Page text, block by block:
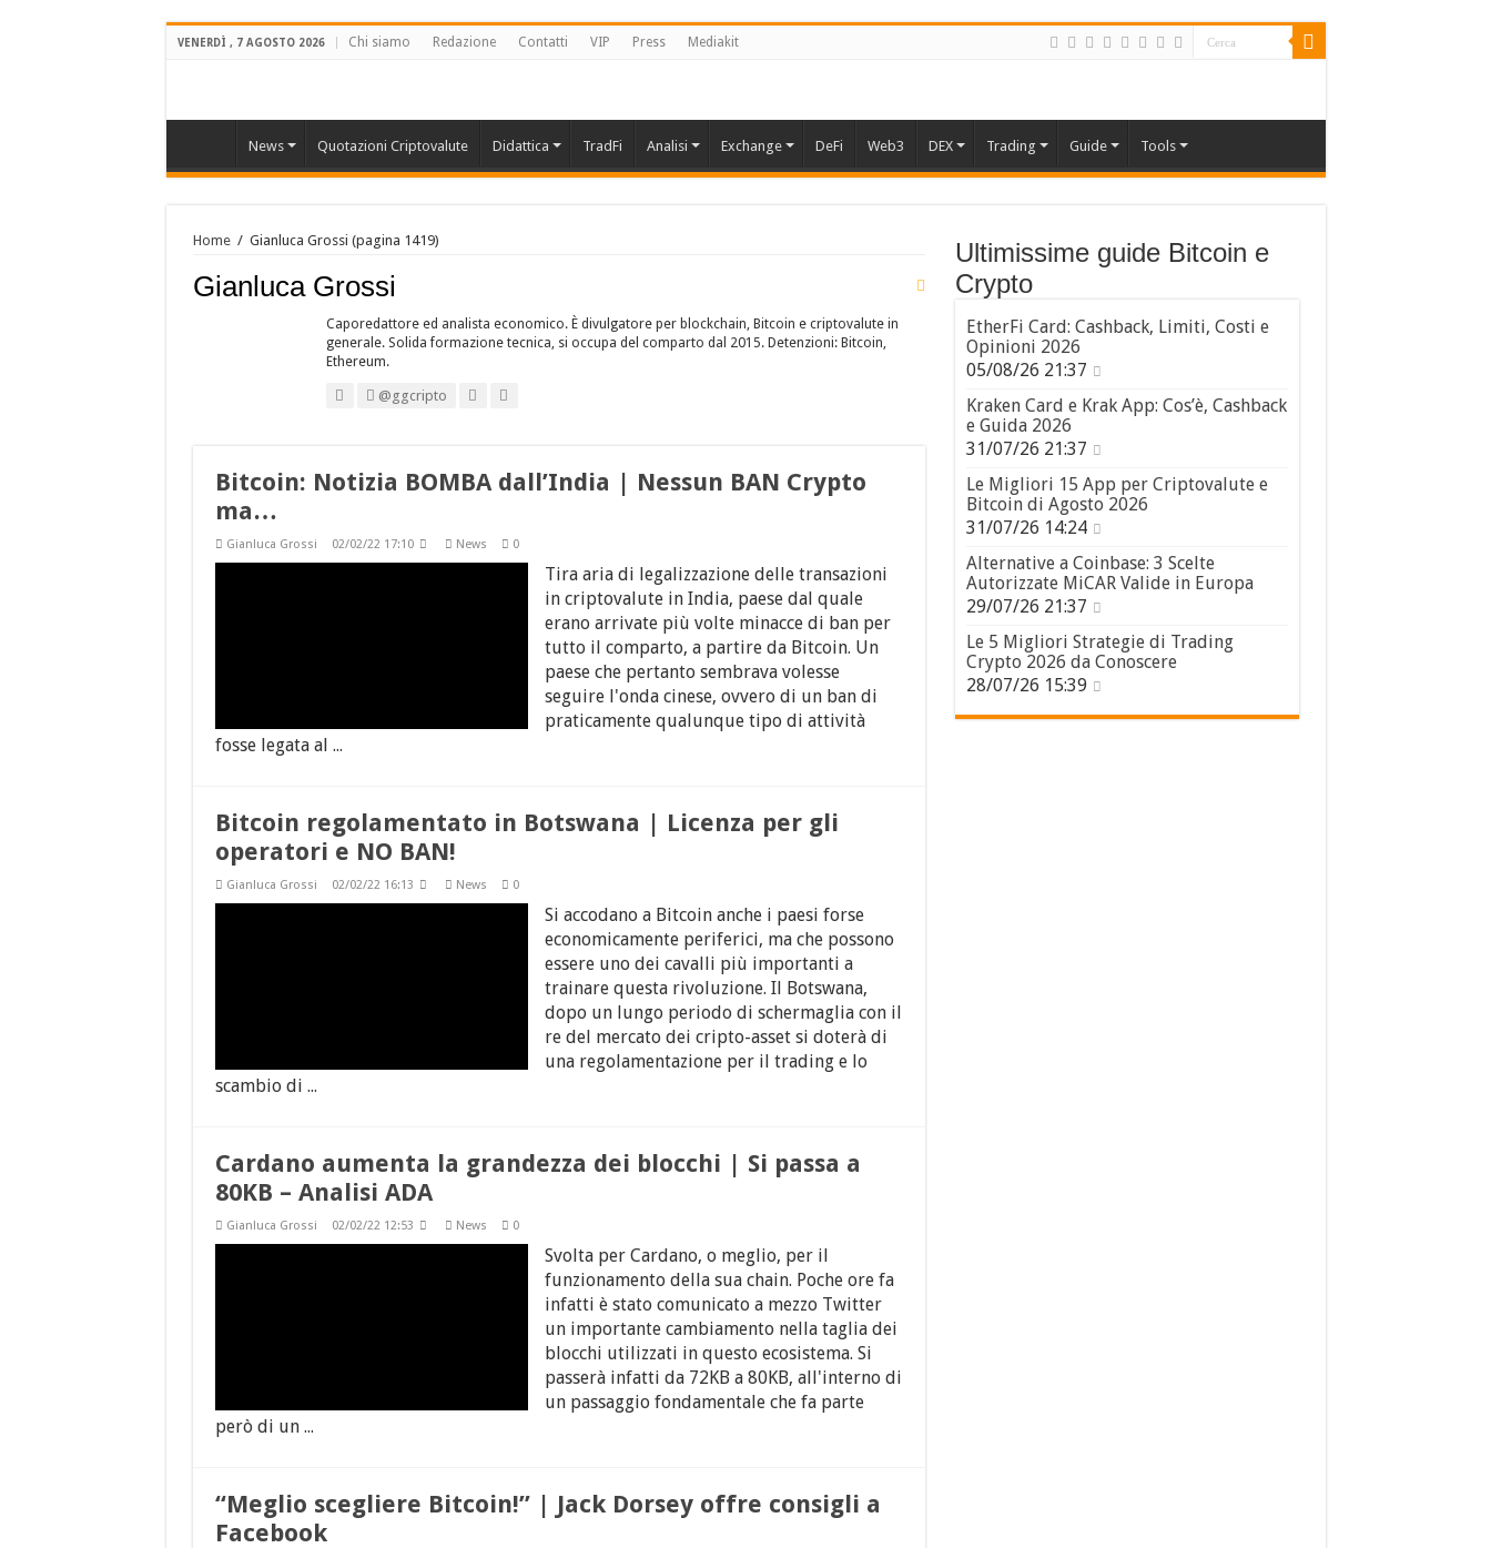
VENERDÌ , 7 AGOSTO 2026 Chi siamo Redazione Contatti VIP Press Mediakit
News Quotazioni Criptovalute Didattica TradFi Analisi Exchange DeFi Web3 DEX Trading Guide Tools
Home / Gianluca Grossi (pagina 1419)
Gianluca Grossi
Caporedattore ed analista economico. È divulgatore per blockchain, Bitcoin e criptovalute in
generale. Solida formazione tecnica, si occupa del comparto dal 2015. Detenzioni: Bitcoin,
Ethereum.
@ggcripto
Bitcoin: Notizia BOMBA dall’India | Nessun BAN Crypto
ma…
Gianluca Grossi 02/02/22 17:10 News 0
Tira aria di legalizzazione delle transazioni
in criptovalute in India, paese dal quale
erano arrivate più volte minacce di ban per
tutto il comparto, a partire da Bitcoin. Un
paese che pertanto sembrava volesse
seguire l'onda cinese, ovvero di un ban di
praticamente qualunque tipo di attività
fosse legata al ...
Bitcoin regolamentato in Botswana | Licenza per gli
operatori e NO BAN!
Gianluca Grossi 02/02/22 16:13 News 0
Si accodano a Bitcoin anche i paesi forse
economicamente periferici, ma che possono
essere uno dei cavalli più importanti a
trainare questa rivoluzione. Il Botswana,
dopo un lungo periodo di schermaglia con il
re del mercato dei cripto-asset si doterà di
una regolamentazione per il trading e lo
scambio di ...
Cardano aumenta la grandezza dei blocchi | Si passa a
80KB – Analisi ADA
Gianluca Grossi 02/02/22 12:53 News 0
Svolta per Cardano, o meglio, per il
funzionamento della sua chain. Poche ore fa
infatti è stato comunicato a mezzo Twitter
un importante cambiamento nella taglia dei
blocchi utilizzati in questo ecosistema. Si
passerà infatti da 72KB a 80KB, all'interno di
un passaggio fondamentale che fa parte
però di un ...
“Meglio scegliere Bitcoin!” | Jack Dorsey offre consigli a
Facebook
Ultimissime guide Bitcoin e
Crypto
EtherFi Card: Cashback, Limiti, Costi e
Opinioni 2026
05/08/26 21:37
Kraken Card e Krak App: Cos’è, Cashback
e Guida 2026
31/07/26 21:37
Le Migliori 15 App per Criptovalute e
Bitcoin di Agosto 2026
31/07/26 14:24
Alternative a Coinbase: 3 Scelte
Autorizzate MiCAR Valide in Europa
29/07/26 21:37
Le 5 Migliori Strategie di Trading
Crypto 2026 da Conoscere
28/07/26 15:39